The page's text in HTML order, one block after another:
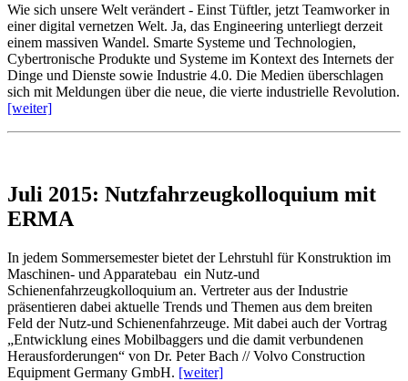
Wie sich unsere Welt verändert - Einst Tüftler, jetzt Teamworker in
einer digital vernetzen Welt. Ja, das Engineering unterliegt derzeit
einem massiven Wandel. Smarte Systeme und Technologien,
Cybertronische Produkte und Systeme im Kontext des Internets der
Dinge und Dienste sowie Industrie 4.0. Die Medien überschlagen
sich mit Meldungen über die neue, die vierte industrielle Revolution.
[weiter]
Juli 2015: Nutzfahrzeugkolloquium mit
ERMA
In jedem Sommersemester bietet der Lehrstuhl für Konstruktion im
Maschinen- und Apparatebau ein Nutz-und
Schienenfahrzeugkolloquium an. Vertreter aus der Industrie
präsentieren dabei aktuelle Trends und Themen aus dem breiten
Feld der Nutz-und Schienenfahrzeuge. Mit dabei auch der Vortrag
„Entwicklung eines Mobilbaggers und die damit verbundenen
Herausforderungen“ von Dr. Peter Bach // Volvo Construction
Equipment Germany GmbH. [weiter]